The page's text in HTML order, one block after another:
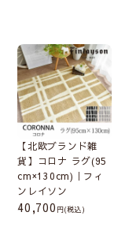
【北欧ブランド雑
貨】コロナ ラグ(95
cm×130cm)｜フィ
ンレイソン
40,700 (税込)